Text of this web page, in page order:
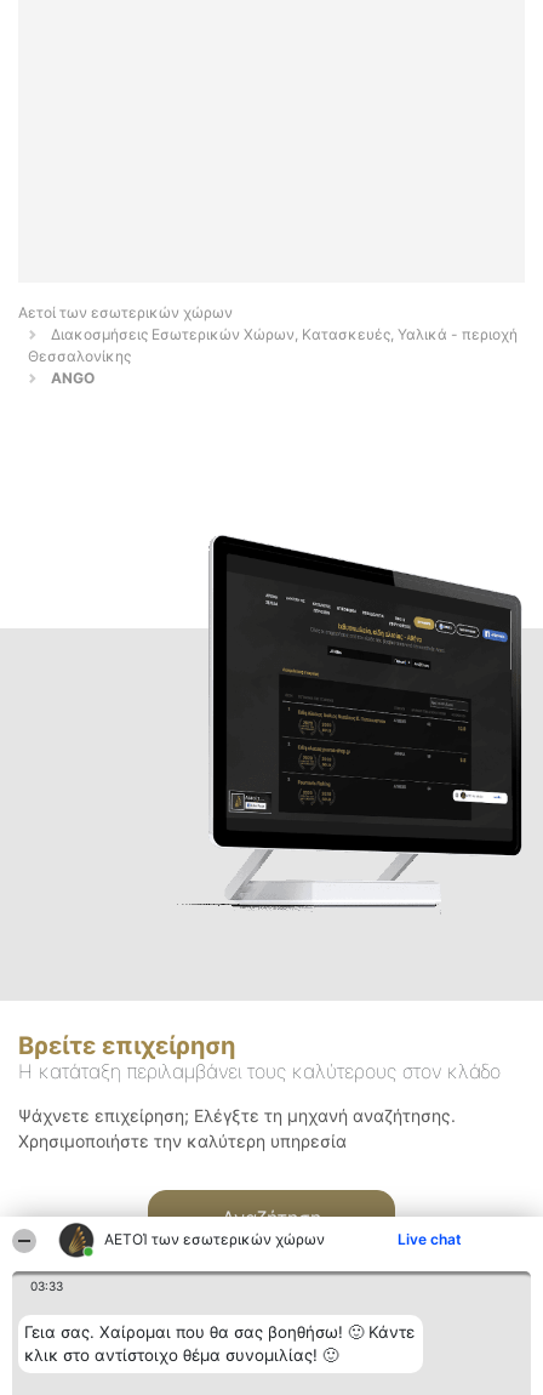
ΑΕΤΟΊ των εσωτερικών χώρων Live chat
03:33
Γεια σας. Χαίρομαι που θα σας βοηθήσω! 🙂 Κάντε
κλικ στο αντίστοιχο θέμα συνομιλίας! 🙂
Αετοί των εσωτερικών χώρων
Διακοσμήσεις Εσωτερικών Χώρων, Κατασκευές, Υαλικά - περιοχή
Θεσσαλονίκης
ANGO
Βρείτε επιχείρηση
Η κατάταξη περιλαμβάνει τους καλύτερους στον κλάδο
Ψάχνετε επιχείρηση; Ελέγξτε τη μηχανή αναζήτησης.
Χρησιμοποιήστε την καλύτερη υπηρεσία
Αναζήτηση